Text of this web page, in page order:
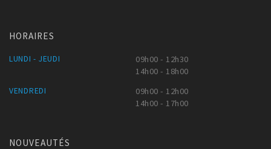
HORAIRES
LUNDI - JEUDI
09h00 - 12h30
14h00 - 18h00
VENDREDI
09h00 - 12h00
14h00 - 17h00
NOUVEAUTÉS